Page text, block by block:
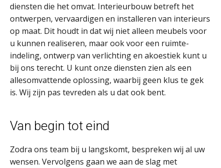
diensten die het omvat. Interieurbouw betreft het
ontwerpen, vervaardigen en installeren van interieurs
op maat. Dit houdt in dat wij niet alleen meubels voor
u kunnen realiseren, maar ook voor een ruimte-
indeling, ontwerp van verlichting en akoestiek kunt u
bij ons terecht. U kunt onze diensten zien als een
allesomvattende oplossing, waarbij geen klus te gek
is. Wij zijn pas tevreden als u dat ook bent.
Van begin tot eind
Zodra ons team bij u langskomt, bespreken wij al uw
wensen. Vervolgens gaan we aan de slag met